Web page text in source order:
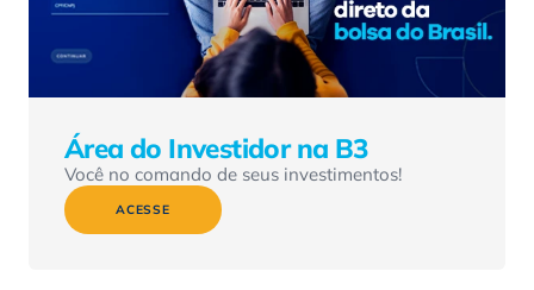
Área do Investidor na B3
Você no comando de seus investimentos!
ACESSE